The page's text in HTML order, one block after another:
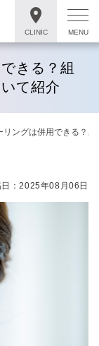
きる？組
て紹介
リングは併用できる？
：2025年08月06日
CLINIC MENU